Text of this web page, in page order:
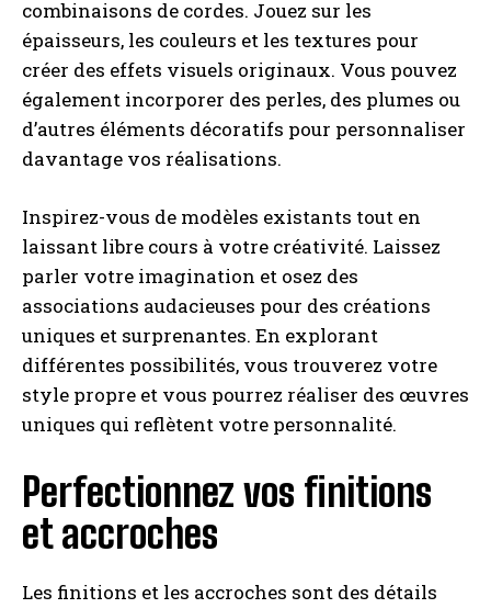
combinaisons de cordes. Jouez sur les
épaisseurs, les couleurs et les textures pour
créer des effets visuels originaux. Vous pouvez
également incorporer des perles, des plumes ou
d’autres éléments décoratifs pour personnaliser
davantage vos réalisations.
Inspirez-vous de modèles existants tout en
laissant libre cours à votre créativité. Laissez
parler votre imagination et osez des
associations audacieuses pour des créations
uniques et surprenantes. En explorant
différentes possibilités, vous trouverez votre
style propre et vous pourrez réaliser des œuvres
uniques qui reflètent votre personnalité.
Perfectionnez vos finitions
et accroches
Les finitions et les accroches sont des détails